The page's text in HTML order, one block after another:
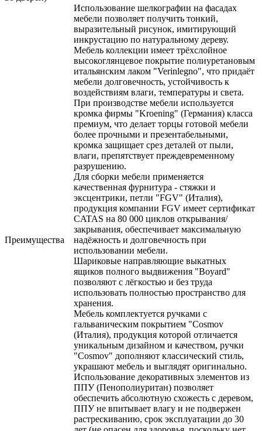
Преимущества
Использование шелкографии на фасадах
мебели позволяет получить тонкий,
выразительный рисунок, имитирующий
инкрустацию по натуральному дереву.
Мебель коллекции имеет трёхслойное
высокоглянцевое покрытие полиуретановым
итальянским лаком "Verinlegno", что придаёт
мебели долговечность, устойчивость к
воздействиям влаги, температуры и света.
При производстве мебели используется
кромка фирмы "Kroening" (Германия) класса
премиум, что делает торцы готовой мебели
более прочными и презентабельными,
кромка защищает срез деталей от пыли,
влаги, препятствует преждевременному
разрушению.
Для сборки мебели применяется
качественная фурнитура - стяжки и
эксцентрики, петли "FGV" (Италия),
продукция компании FGV имеет сертификат
CATAS на 80 000 циклов открывания/
закрывания, обеспечивает максимальную
надёжность и долговечность при
использовании мебели.
Шариковые направляющие выкатных
ящиков полного выдвижения "Boyard"
позволяют с лёгкостью и без труда
использовать полностью пространство для
хранения.
Мебель комплектуется ручками с
гальваническим покрытием "Cosmov
(Италия), продукция которой отличается
уникальным дизайном и качеством, ручки
"Cosmov" дополняют классический стиль,
украшают мебель и выглядят оригинально.
Использование декоративных элементов из
ППУ (Пенополиуритан) позволяет
обеспечить абсолютную схожесть с деревом,
ППУ не впитывает влагу и не подвержен
растрескиванию, срок эксплуатации до 30